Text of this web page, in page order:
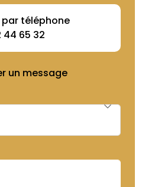
téléphone
44 65 32
un message